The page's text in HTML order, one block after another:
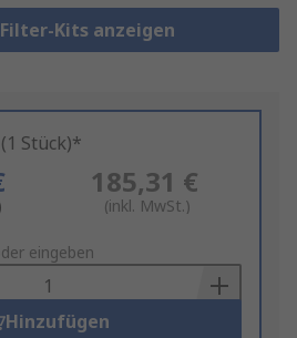
Kits anzeigen
Stück)*
185,31 €
(inkl. MwSt.)
eingeben
Hinzufügen